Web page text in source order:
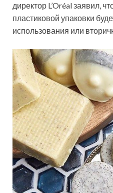
директор L’Oréal заявил,
пластиковой упаковки
использования или